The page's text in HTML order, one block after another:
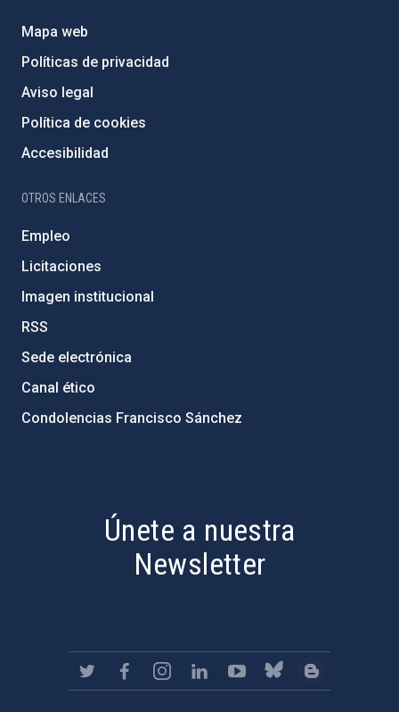
Mapa web
Políticas de privacidad
Aviso legal
Política de cookies
Accesibilidad
OTROS ENLACES
Empleo
Licitaciones
Imagen institucional
RSS
Sede electrónica
Canal ético
Condolencias Francisco Sánchez
Únete a nuestra
Newsletter